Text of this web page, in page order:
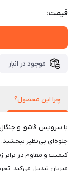
قیمت:
موجود در انبار
چرا این محصول؟
جلوه‌ای بی‌نظیر
کیفیت و مقاوم در برابر
میزبان تبدیل می‌کند.